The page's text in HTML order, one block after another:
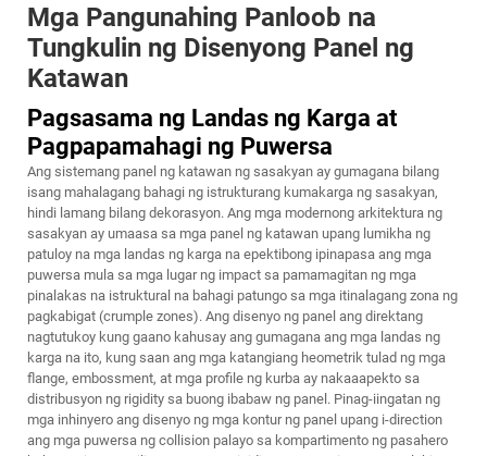
Mga Pangunahing Panloob na
Tungkulin ng Disenyong Panel ng
Katawan
Pagsasama ng Landas ng Karga at
Pagpapamahagi ng Puwersa
Ang sistemang panel ng katawan ng sasakyan ay gumagana bilang
isang mahalagang bahagi ng istrukturang kumakarga ng sasakyan,
hindi lamang bilang dekorasyon. Ang mga modernong arkitektura ng
sasakyan ay umaasa sa mga panel ng katawan upang lumikha ng
patuloy na mga landas ng karga na epektibong ipinapasa ang mga
puwersa mula sa mga lugar ng impact sa pamamagitan ng mga
pinalakas na istruktural na bahagi patungo sa mga itinalagang zona ng
pagkabigat (crumple zones). Ang disenyo ng panel ang direktang
nagtutukoy kung gaano kahusay ang gumagana ang mga landas ng
karga na ito, kung saan ang mga katangiang heometrik tulad ng mga
flange, embossment, at mga profile ng kurba ay nakaaapekto sa
distribusyon ng rigidity sa buong ibabaw ng panel. Pinag-iingatan ng
mga inhinyero ang disenyo ng mga kontur ng panel upang i-direction
ang mga puwersa ng collision palayo sa kompartimento ng pasahero